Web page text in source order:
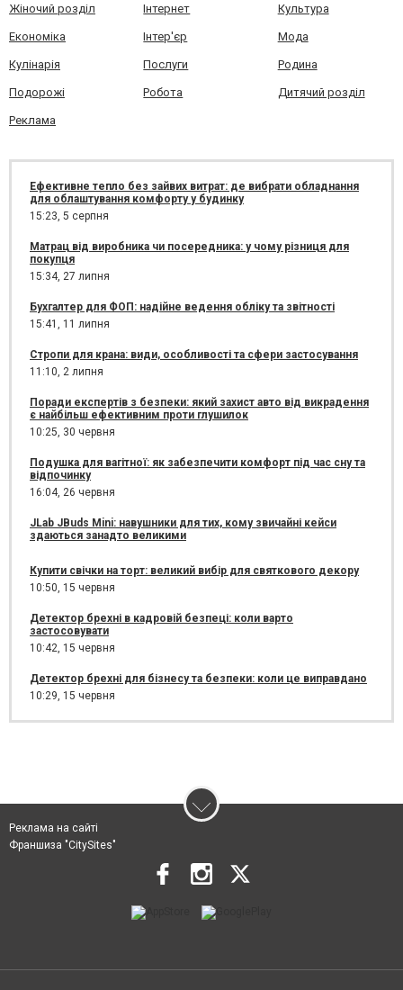
Жіночий розділ Інтернет Культура
Економіка Інтер'єр Мода
Кулінарія Послуги Родина
Подорожі Робота Дитячий розділ
Реклама
Ефективне тепло без зайвих витрат: де вибрати обладнання
для облаштування комфорту у будинку
15:23, 5 серпня
Матрац від виробника чи посередника: у чому різниця для
покупця
15:34, 27 липня
Бухгалтер для ФОП: надійне ведення обліку та звітності
15:41, 11 липня
Стропи для крана: види, особливості та сфери застосування
11:10, 2 липня
Поради експертів з безпеки: який захист авто від викрадення
є найбільш ефективним проти глушилок
10:25, 30 червня
Подушка для вагітної: як забезпечити комфорт під час сну та
відпочинку
16:04, 26 червня
JLab JBuds Mini: навушники для тих, кому звичайні кейси
здаються занадто великими
Купити свічки на торт: великий вибір для святкового декору
10:50, 15 червня
Детектор брехні в кадровій безпеці: коли варто
застосовувати
10:42, 15 червня
Детектор брехні для бізнесу та безпеки: коли це виправдано
10:29, 15 червня
Реклама на сайті
Франшиза "CitySites"